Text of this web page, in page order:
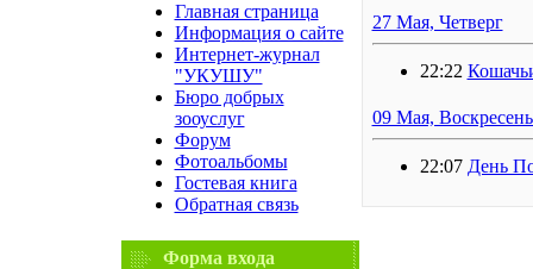
Главная страница
Информация о сайте
Интернет-журнал
"УКУШУ"
Бюро добрых
зооуслуг
Форум
Фотоальбомы
Гостевая книга
Обратная связь
Форма входа
27 Мая, Четверг
22:22
09 Мая,
22:07 День